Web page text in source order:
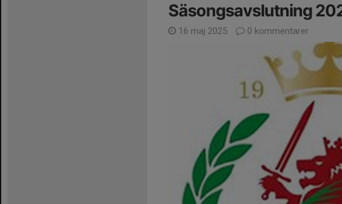
Säsongsavslutning
16 maj 2025 0 kommentarer